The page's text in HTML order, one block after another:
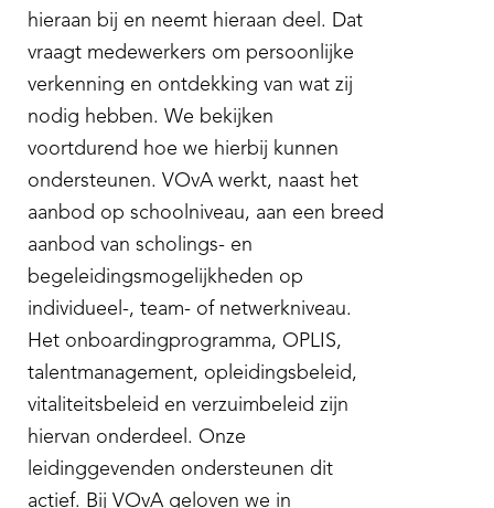
hieraan bij en neemt hieraan deel. Dat
vraagt medewerkers om persoonlijke
verkenning en ontdekking van wat zij
nodig hebben. We bekijken
voortdurend hoe we hierbij kunnen
ondersteunen. VOvA werkt, naast het
aanbod op schoolniveau, aan een breed
aanbod van scholings- en
begeleidingsmogelijkheden op
individueel-, team- of netwerkniveau.
Het onboardingprogramma, OPLIS,
talentmanagement, opleidingsbeleid,
vitaliteitsbeleid en verzuimbeleid zijn
hiervan onderdeel. Onze
leidinggevenden ondersteunen dit
actief. Bij VOvA geloven we in